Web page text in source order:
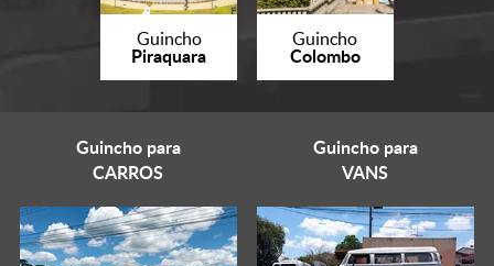
Guincho
Piraquara
Guincho
Colombo
Guincho para
CARROS
Guincho para
VANS